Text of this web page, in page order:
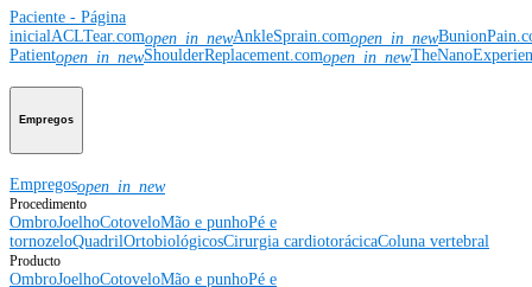
Paciente - Página
inicialACLTear.comopen_in_newAnkleSprain.comopen_in_new
Patientopen_in_newShoulderReplacement.comopen_in_new
Empregos
Empregosopen_in_new
Procedimento
OmbroJoelhoCotoveloMão e punhoPé e
tornozeloQuadrilOrtobiológicosCirurgia cardiotorácicaColuna vertebral
Producto
OmbroJoelhoCotoveloMão e punhoPé e